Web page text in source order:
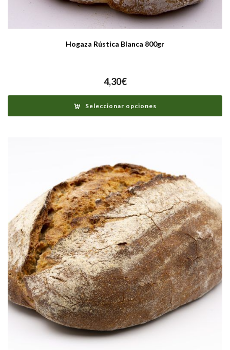
Hogaza Rústica Blanca 800gr
4,30€
Seleccionar opciones